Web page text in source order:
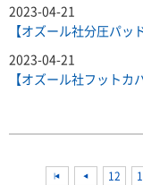
2023-04-21
【オズール社分圧パ
2023-04-21
【オズール社フット
12